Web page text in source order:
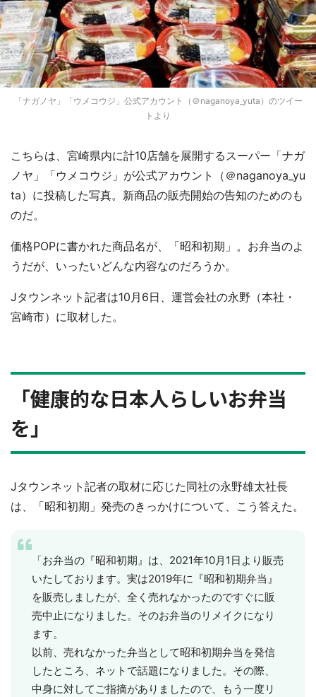
「ナガノヤ」「ウメコウジ」公式アカウント（＠naganoya_yuta）のツイー
トより
こちらは、宮崎県内に計10店舗を展開するスーパー「ナガ
ノヤ」「ウメコウジ」が公式アカウント（＠naganoya_yu
ta）に投稿した写真。新商品の販売開始の告知のためのも
のだ。
価格POPに書かれた商品名が、「昭和初期」。お弁当のよ
うだが、いったいどんな内容なのだろうか。
Jタウンネット記者は10月6日、運営会社の永野（本社・
宮崎市）に取材した。
「健康的な日本人らしいお弁当
を」
Jタウンネット記者の取材に応じた同社の永野雄太社長
は、「昭和初期」発売のきっかけについて、こう答えた。
「お弁当の『昭和初期』は、2021年10月1日より販売
いたしております。実は2019年に『昭和初期弁当』
を販売しましたが、全く売れなかったのですぐに販
売中止になりました。そのお弁当のリメイクになり
ます。
以前、売れなかった弁当として昭和初期弁当を発信
したところ、ネットで話題になりました。その際、
中身に対してご指摘がありましたので、もう一度リ